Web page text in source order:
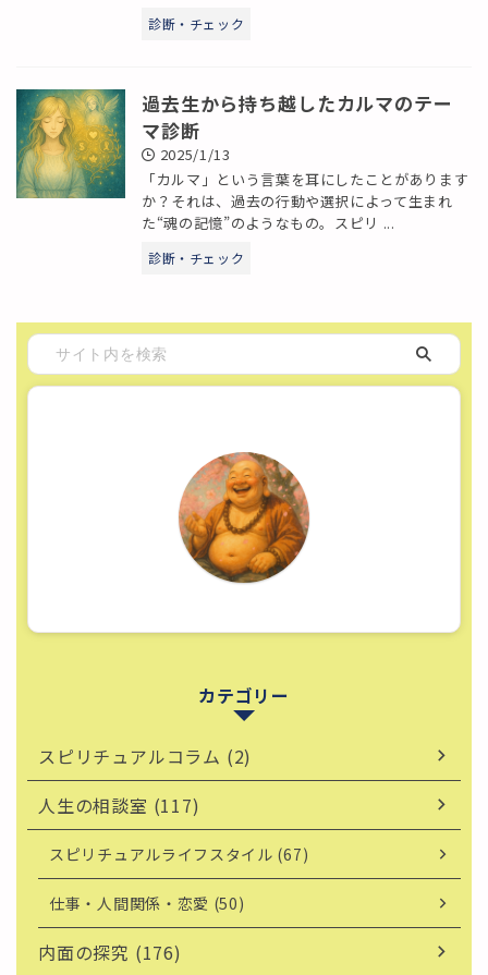
診断・チェック
過去生から持ち越したカルマのテー
マ診断
2025/1/13
「カルマ」という言葉を耳にしたことがあります
か？それは、過去の行動や選択によって生まれ
た“魂の記憶”のようなもの。スピリ ...
診断・チェック
カテゴリー
スピリチュアルコラム (2)
人生の相談室 (117)
スピリチュアルライフスタイル (67)
仕事・人間関係・恋愛 (50)
内面の探究 (176)